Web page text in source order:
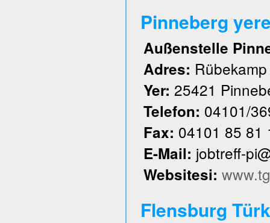
Pinneberg
Außenstelle
Adres:
Yer: 25421
Telefon: 04101/
Fax: 04101 85 81
E-Mail: jobtreff-
Websitesi:
Flensburg